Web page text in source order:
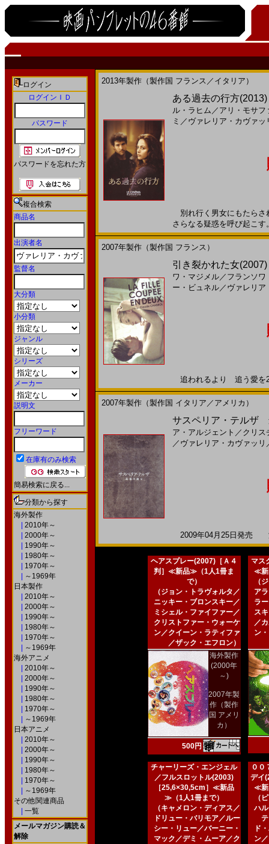
ログイン
ログインＩＤ
パスワード
パスワードを忘れた方
複合検索
商品名
出演者名
監督名
大分類
小分類
ジャンル
シリーズ
メーカー
説明文
フリーワード
在庫有のみ検索
簡易検索に戻る...
分類から探す
海外製作
2010年～
2000年～
1990年～
1980年～
1970年～
～1969年
日本製作
2010年～
2000年～
1990年～
1980年～
1970年～
～1969年
海外アニメ
2010年～
2000年～
1990年～
1980年～
1970年～
～1969年
日本アニメ
2010年～
2000年～
1990年～
1980年～
1970年～
～1969年
その他関連商品
一覧
メールマガジン購読＆
解除
2013年製作（製作国 フランス／イタリア）
ある過去の行方
ル・ラヒム ／ アリ・モサフ
ミ ／ ヴァレリア・カヴァッ
別れ行く男女にもたらさ
さらなる疑惑を呼び起こ
2007年製作（製作国 フランス）
引き裂かれた女
ワ・マジメル／ フランソワ
ー・ビュネル／ ヴァレリア
追われるより 追う愛を
2007年製作（製作国 イタリア／アメリカ）
サスペリア・テルザ
ア・アルジェント ／ クリス
／ ヴァレリア・カヴァッリ
2009年04月25日発売
ヘアスプレー(2007)［Ａ４
判］≪新品≫（1人1冊ま
で）
（ジョン・トラヴォルタ／
ニッキー・ブロンスキー／
ミシェル・ファイファー／
クリストファー・ウォーケ
ン／クイーン・ラティファ
／ザック・エフロン）
海外製作
(2000年
～)
2007年製
作（製作
国 アメリ
カ）
500円
マス
≪新
（
ア
ラ
ス
／
ン
チャーリーズ・エンジェル
／フルスロットル(2003)
［25,6×30,5cm］≪新品
≫（1人1冊まで）
（キャメロン・ディアス／
ドリュー・バリモア／ルー
シー・リュー／バーニー・
マック／デミ・ムーア／ク
００
デイ
≪新
（
ハ
ド
ン